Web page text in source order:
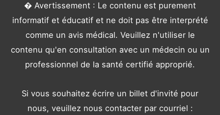
� Avertissement : Le contenu est purement
informatif et éducatif et ne doit pas être interprété
comme un avis médical. Veuillez n'utiliser le
contenu qu'en consultation avec un médecin ou un
professionnel de la santé certifié approprié.
Si vous souhaitez écrire un billet d'invité pour
nous, veuillez nous contacter par courriel :